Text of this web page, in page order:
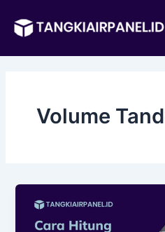
konten
Volume